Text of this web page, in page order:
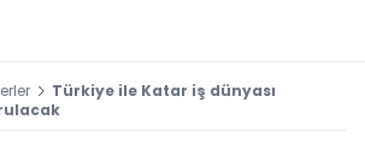
Türkiye ile Katar iş dünyası